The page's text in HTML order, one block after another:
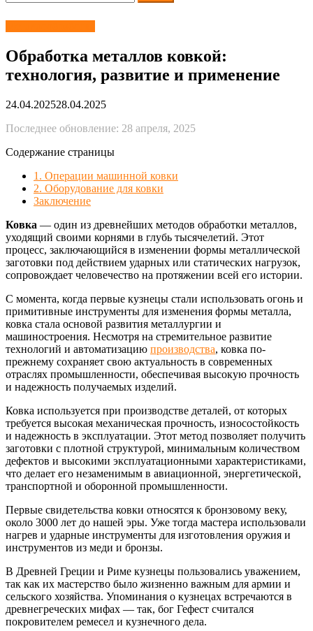
Обработка металлов ковкой:
технология, развитие и применение
24.04.202528.04.2025
Последнее обновление: 28 апреля, 2025
Содержание страницы
1. Операции машинной ковки
2. Оборудование для ковки
Заключение
Ковка — один из древнейших методов обработки металлов,
уходящий своими корнями в глубь тысячелетий. Этот
процесс, заключающийся в изменении формы металлической
заготовки под действием ударных или статических нагрузок,
сопровождает человечество на протяжении всей его истории.
С момента, когда первые кузнецы стали использовать огонь и
примитивные инструменты для изменения формы металла,
ковка стала основой развития металлургии и
машиностроения. Несмотря на стремительное развитие
технологий и автоматизацию производства, ковка по-
прежнему сохраняет свою актуальность в современных
отраслях промышленности, обеспечивая высокую прочность
и надежность получаемых изделий.
Ковка используется при производстве деталей, от которых
требуется высокая механическая прочность, износостойкость
и надежность в эксплуатации. Этот метод позволяет получить
заготовки с плотной структурой, минимальным количеством
дефектов и высокими эксплуатационными характеристиками,
что делает его незаменимым в авиационной, энергетической,
транспортной и оборонной промышленности.
Первые свидетельства ковки относятся к бронзовому веку,
около 3000 лет до нашей эры. Уже тогда мастера использовали
нагрев и ударные инструменты для изготовления оружия и
инструментов из меди и бронзы.
В Древней Греции и Риме кузнецы пользовались уважением,
так как их мастерство было жизненно важным для армии и
сельского хозяйства. Упоминания о кузнецах встречаются в
древнегреческих мифах — так, бог Гефест считался
покровителем ремесел и кузнечного дела.